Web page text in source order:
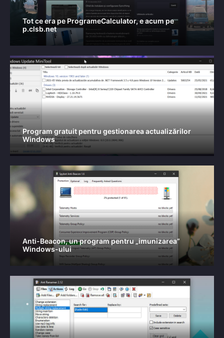
Tot ce era pe ProgrameCalculator, e acum pe
p.clsb.net
Program gratuit pentru gestionarea actualizărilor
Windows
Anti-Beacon, un program pentru „imunizarea”
Windows-ului